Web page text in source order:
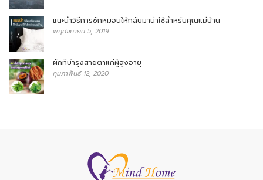
แนะนำวิธีการซักหมอนให้กลับมาน่าใช้สำหรับคุณแม่บ้าน
พฤศจิกายน 5, 2019
ผักที่บำรุงสายตาแก่ผู้สูงอายุ
กุมภาพันธ์ 12, 2020